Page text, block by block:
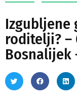
Izgubljene
roditelji? –
Bosnalijek